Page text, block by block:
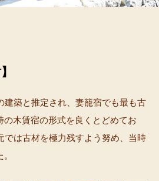
建築と推定され、妻籠宿でも最も古
の木賃宿の形式を良くとどめてお
では古材を極力残すよう努め、当時